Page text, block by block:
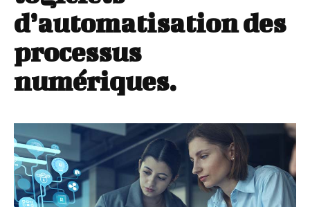
d’automatisation des
processus
numériques.